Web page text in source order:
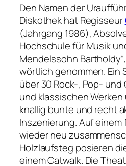
Den Namen der
Diskothek hat Regisseur
(Jahrgang 1986),
Hochschule für Musik
Mendelssohn
wörtlich genommen. Ein
über 30 Rock-, Pop-
und klassischen
knallig bunte und recht
Inszenierung. Auf einem
wieder neu
Holzlaufsteg posieren
einem Catwalk. Die